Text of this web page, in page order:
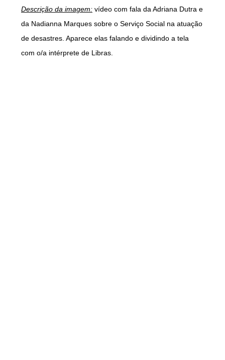
Descrição da imagem: vídeo com fala da Adriana Dutra e
da Nadianna Marques sobre o Serviço Social na atuação
de desastres. Aparece elas falando e dividindo a tela
com o/a intérprete de Libras.